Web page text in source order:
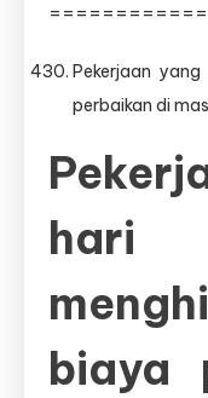
Pekerjaan
perbaikan di
biaya